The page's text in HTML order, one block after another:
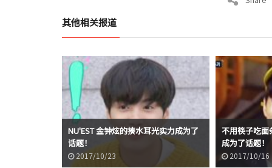
其他相关报道
NU'EST 金钟炫的揍水耳光实力成为了
话题！
2017/10/23
不用筷子吃面
成为了话题！
2017/10/16